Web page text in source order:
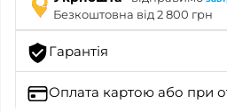
Безкоштовна від 2 800 грн
Гарантія
Оплата картою або при